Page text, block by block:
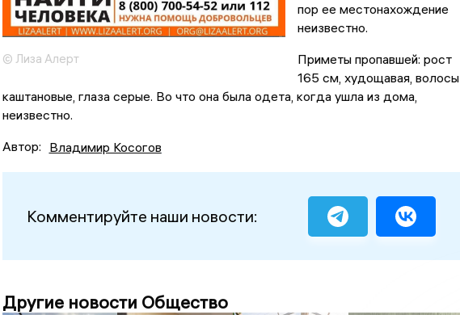
© Лиза Алерт
пор ее местонахождение
неизвестно.
Приметы пропавшей: рост
165 см, худощавая, волосы
каштановые, глаза серые. Во что она была одета, когда ушла из дома,
неизвестно.
Автор: Владимир Косогов
Комментируйте наши новости:
Другие новости Общество